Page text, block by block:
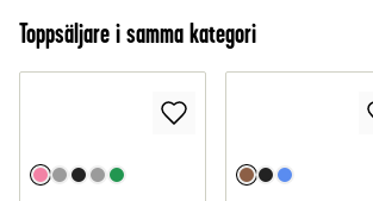
Toppsäljare i samma kategori